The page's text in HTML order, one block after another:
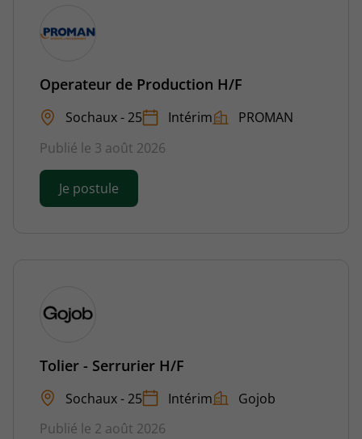
Operateur de Production H/F
Sochaux - 25 Intérim
PROMAN
Publié le 3 août 2026
Je postule
Tolier - Serrurier H/F
Sochaux - 25 Intérim
Gojob
Publié le 2 août 2026